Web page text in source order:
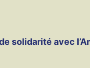
solidarité avec